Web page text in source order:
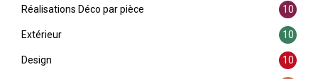
Réalisations Déco par pièce 10
Extérieur 10
Design 10